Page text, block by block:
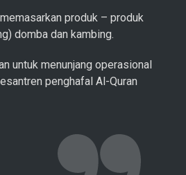
produk – produk
domba dan kambing.
untuk menunjang operasional
penghafal Al-Quran